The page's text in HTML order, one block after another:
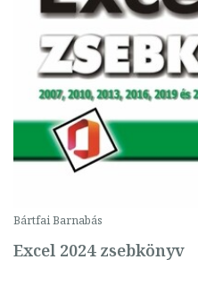
Bártfai Barnabás
Excel 2024 zsebkönyv